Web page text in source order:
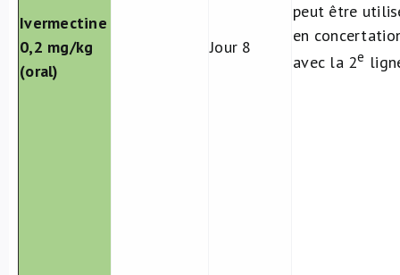
Ivermectine
0,2 mg/kg
(oral)
Jour 8
peut être
en
avec la 2e